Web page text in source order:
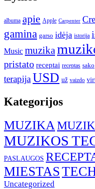
albumą apie Apple Carpenter
gamina garso idėja istorija
Music muzika
pristato receptai receptas sako
terapijaUSD už vaizdo
Kategorijos
MUZIKA
MUZIKOS
PASLAUGOS
MIESTAS
Uncategorized